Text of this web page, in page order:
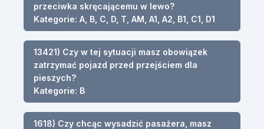
przeciwka skręcającemu w lewo?
Kategorie: A, B, C, D, T, AM, A1, A2, B1, C1, D1
13421) Czy w tej sytuacji masz obowiązek
zatrzymać pojazd przed przejściem dla
pieszych?
Kategorie: B
1618) Czy chcąc wysadzić pasażera, masz